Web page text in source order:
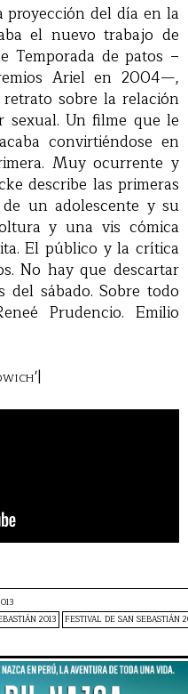
proyección del día en la
el nuevo trabajo de
Temporada de patos –
Ariel en 2004—,
sobre la relación
sexual. Un filme que le
convirtiéndose en
Muy ocurrente y
describe las primeras
de un adolescente y su
y una vis cómica
El público y la crítica
No hay que descartar
del sábado. Sobre todo
Prudencio. Emilio
2013
FESTIVAL DE SAN SEBASTIÁN